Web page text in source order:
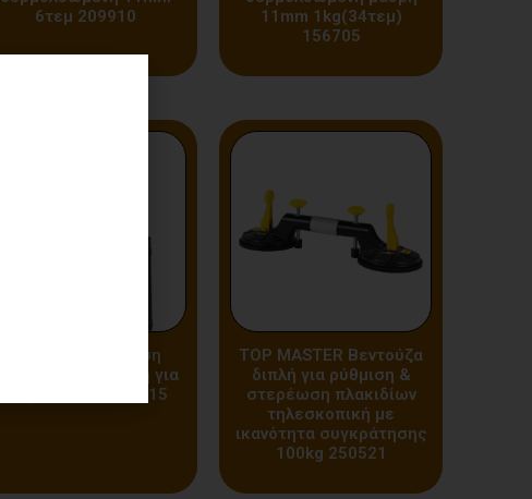
6τεμ 209910
11mm 1kg(34τεμ)
156705
TOP MASTER Βάση
στήριξης μαγνητική για
αλφάδι laser 279915
TOP MASTER Βεντούζα
διπλή για ρύθμιση &
στερέωση πλακιδίων
τηλεσκοπική με
ικανότητα συγκράτησης
100kg 250521